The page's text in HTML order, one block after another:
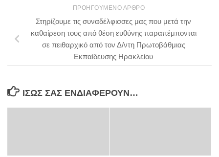
ΠΡΟΗΓΟΎΜΕΝΟ ΆΡΘΡΟ
Στηρίζουμε τις συναδέλφισσες μας που μετά την
καθαίρεση τους από θέση ευθύνης παραπέμπονται
σε πειθαρχικό από τον Δ/ντη Πρωτοβάθμιας
Εκπαίδευσης Ηρακλείου
ΊΣΩΣ ΣΑΣ ΕΝΔΙΑΦΈΡΟΥΝ…